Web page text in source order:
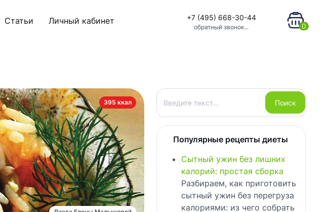
Статьи Личный кабинет +7 (495) 668-30-44
обратный звонок... 0
395 ккал
Поиск
Поиск
Популярные рецепты диеты
Сытный ужин без лишних
калорий: простая сборка
Разбираем, как приготовить
сытный ужин без перегруза
калориями: из чего собрать